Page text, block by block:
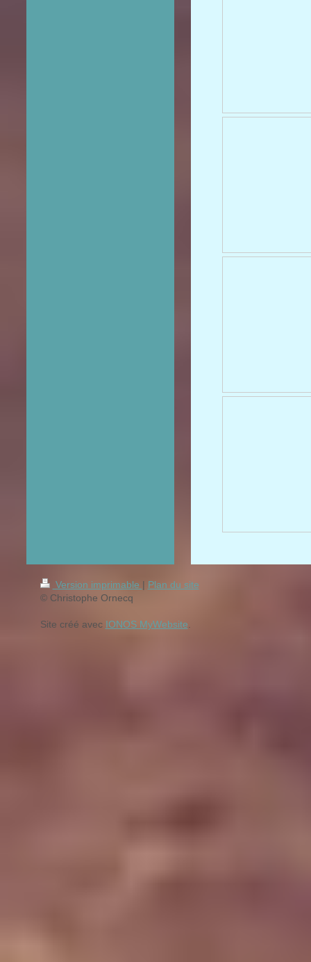
Version imprimable | Plan du site
© Christophe Ornecq
Site créé avec IONOS MyWebsite